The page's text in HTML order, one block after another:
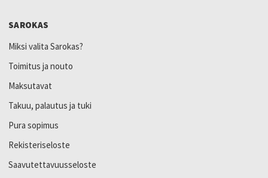
SAROKAS
Miksi valita Sarokas?
Toimitus ja nouto
Maksutavat
Takuu, palautus ja tuki
Pura sopimus
Rekisteriseloste
Saavutettavuusseloste